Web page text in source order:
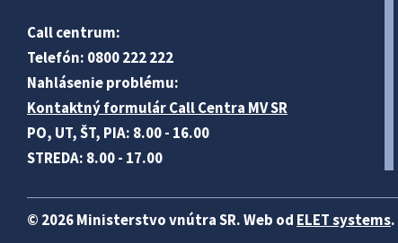
Call centrum:
Telefón: 0800 222 222
Nahlásenie problému:
Kontaktný formulár Call Centra MV SR
PO, UT, ŠT, PIA: 8.00 - 16.00
STREDA: 8.00 - 17.00
© 2026 Ministerstvo vnútra SR. Web od ELET systems.